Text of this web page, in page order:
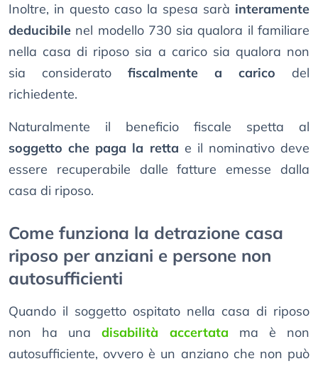
Inoltre, in questo caso la spesa sarà interamente
deducibile nel modello 730 sia qualora il familiare
nella casa di riposo sia a carico sia qualora non
sia considerato fiscalmente a carico del
richiedente.
Naturalmente il beneficio fiscale spetta al
soggetto che paga la retta e il nominativo deve
essere recuperabile dalle fatture emesse dalla
casa di riposo.
Come funziona la detrazione casa
riposo per anziani e persone non
autosufficienti
Quando il soggetto ospitato nella casa di riposo
non ha unadisabilità accertata ma è non
autosufficiente, ovvero è un anziano che non può